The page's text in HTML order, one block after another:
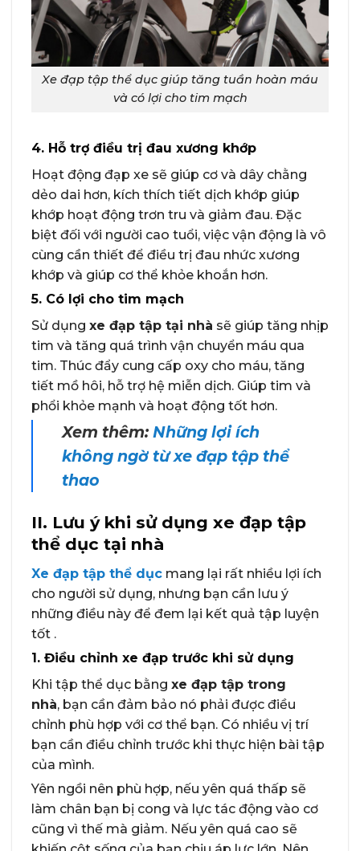
Xe đạp tập thể dục giúp tăng tuần hoàn máu
và có lợi cho tim mạch
4. Hỗ trợ điều trị đau xương khớp
Hoạt động đạp xe sẽ giúp cơ và dây chằng
dẻo dai hơn, kích thích tiết dịch khớp giúp
khớp hoạt động trơn tru và giảm đau. Đặc
biệt đối với người cao tuổi, việc vận động là vô
cùng cần thiết để điều trị đau nhức xương
khớp và giúp cơ thể khỏe khoắn hơn.
5. Có lợi cho tim mạch
Sử dụng xe đạp tập tại nhà sẽ giúp tăng nhịp
tim và tăng quá trình vận chuyển máu qua
tim. Thúc đẩy cung cấp oxy cho máu, tăng
tiết mồ hôi, hỗ trợ hệ miễn dịch. Giúp tim và
phổi khỏe mạnh và hoạt động tốt hơn.
Xem thêm: Những lợi ích
không ngờ từ xe đạp tập thể
thao
II. Lưu ý khi sử dụng xe đạp tập
thể dục tại nhà
Xe đạp tập thể dục mang lại rất nhiều lợi ích
cho người sử dụng, nhưng bạn cần lưu ý
những điều này để đem lại kết quả tập luyện
tốt .
1. Điều chỉnh xe đạp trước khi sử dụng
Khi tập thể dục bằng xe đạp tập trong
nhà, bạn cần đảm bảo nó phải được điều
chỉnh phù hợp với cơ thể bạn. Có nhiều vị trí
bạn cần điều chỉnh trước khi thực hiện bài tập
của mình.
Yên ngồi nên phù hợp, nếu yên quá thấp sẽ
làm chân bạn bị cong và lực tác động vào cơ
cũng vì thế mà giảm. Nếu yên quá cao sẽ